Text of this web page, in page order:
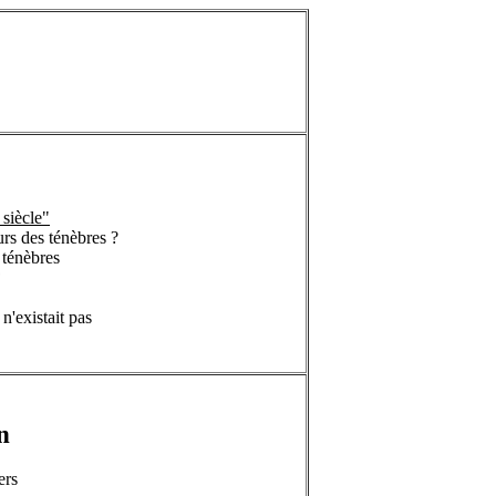
des ténèbres ?
pas